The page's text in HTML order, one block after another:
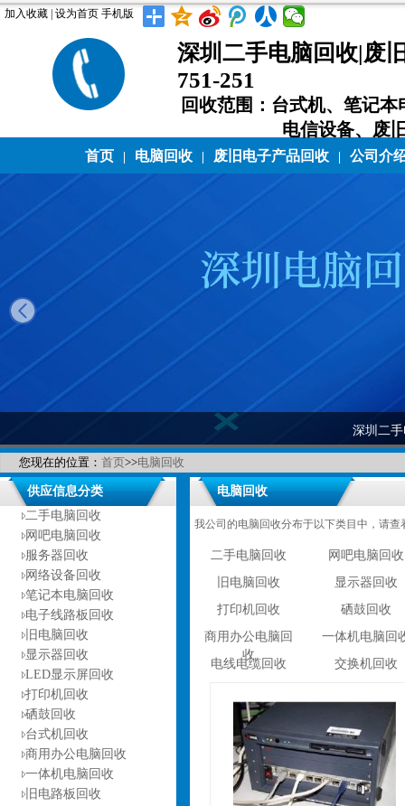
加入收藏 设为首页 手机版
深圳二手电脑回收|废
751-251
回收范围：台式机、笔记
电信设备、废
首页 电脑回收 废旧电子产品回收 公司介
深圳二
您现在的位置： 首页>>电脑回收
供应信息分类
二手电脑回收
网吧电脑回收
服务器回收
网络设备回收
笔记本电脑回收
电子线路板回收
旧电脑回收
显示器回收
LED显示屏回收
打印机回收
硒鼓回收
台式机回收
商用办公电脑回收
一体机电脑回收
旧电路板回收
电脑回收
我公司的电脑回收分布于以下类目中，请查
二手电脑回收
网吧电脑回收
旧电脑回收
显示器回收
打印机回收
硒鼓回收
商用办公电脑回
收
一体机电脑回
电线电缆回收
交换机回收